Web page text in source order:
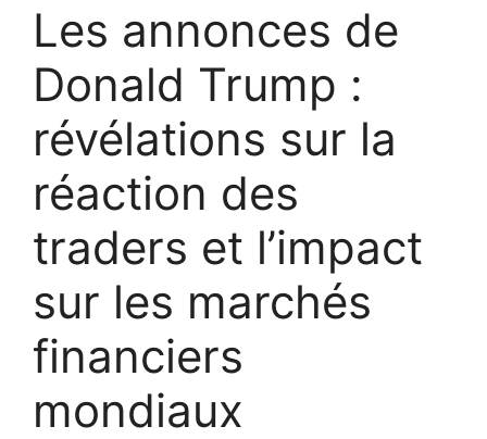
Les annonces de
Donald Trump :
révélations sur la
réaction des
traders et l’impact
sur les marchés
financiers
mondiaux